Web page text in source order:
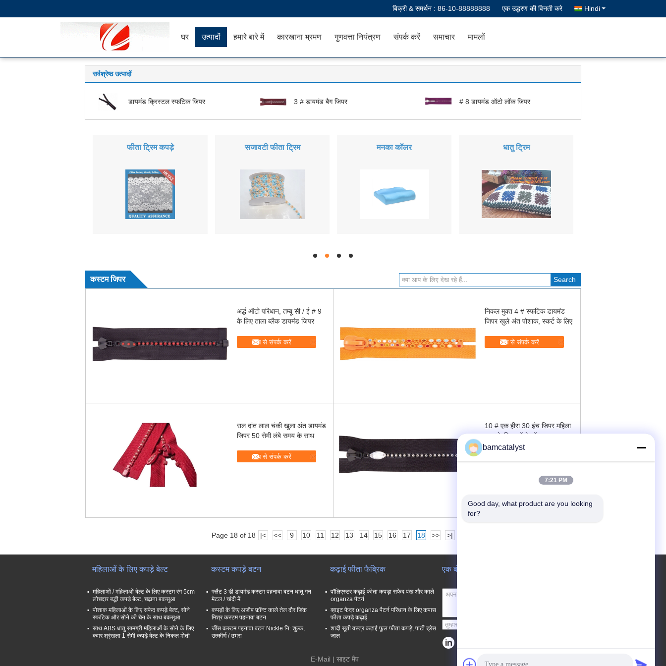
बिक्री & समर्थन : 86-10-88888888 एक उद्धरण की विनती करे Hindi
घर उत्पादों हमारे बारे में कारखाना भ्रमण गुणवत्ता नियंत्रण संपर्क करें समाचार मामलों
सर्वश्रेष्ठ उत्पादों
डायमंड क्रिस्टल स्फटिक जिपर 3 # डायमंड बैग जिपर # 8 डायमंड ऑटो लॉक जिपर
फीता ट्रिम कपड़े सजावटी फीता ट्रिम मनका कॉलर धातु ट्रिम
hd hd hd hd
कस्टम जिपर
अर्द्ध ऑटो परिधान, तम्बू सी / ई # 9
के लिए ताला ब्लैक डायमंड जिपर
अब से संपर्क करें
निकल मुक्त 4 # स्फटिक डायमंड
जिपर खुले अंत पोशाक, स्कर्ट के लिए
अब से संपर्क करें
राल दांत लाल चंकी खुला अंत डायमंड
जिपर 50 सेमी लंबे समय के साथ
अब से संपर्क करें
10 # एक हीरा 30 इंच जिपर महिला
बटुए के लिए, ऑटो लॉक
Page 18 of 18 |< << 9 10 11 12 13 14 15 16 17 18 >> >|
महिलाओं के लिए कपड़े बेल्ट
महिलाओं / महिलाओं बेल्ट के लिए कस्टम रंग 5cm
लोचदार बद्धी कपड़े बेल्ट, चढ़ाना बकसुआ
पोशाक महिलाओं के लिए सफेद कपड़े बेल्ट, सोने
स्फटिक और सोने की चेन के साथ बकसुआ
साथ ABS धातु सामग्री महिलाओं के सोने के लिए
कमर श्रृंखला 1 सेमी कपड़े बेल्ट के निकल मोती
कस्टम कपड़े बटन
फ्लैट 3 डी डायमंड कस्टम पहनावा बटन धातु गन
मेटल / चांदी में
कपड़ों के लिए अजीब फ़ॉन्ट काले तेल दौर जिंक
मिश्र कस्टम पहनावा बटन
जींस कस्टम पहनावा बटन Nickle नि: शुल्क,
उत्कीर्ण / उभरा
कढ़ाई फीता फैब्रिक
पॉलिएस्टर कढ़ाई फीता कपड़ा सफेद पंख और काले
organza पैटर्न
व्हाइट फेदर organza पैटर्न परिधान के लिए कपास
फीता कपड़े कढ़ाई
शादी सूती वस्त्र कढ़ाई फूल फीता कपड़े, पार्टी ड्रेस
जाल
एक बोली का अनुरोध
E-Mail | साइट मैप
bamcatalyst
7:21 PM
Good day, what product are you looking
for?